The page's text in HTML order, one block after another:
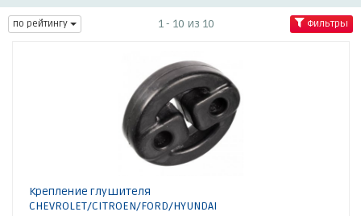
по рейтингу 1 - 10 из 10 Фильтры
Крепление глушителя
CHEVROLET/CITROEN/FORD/HYUNDAI